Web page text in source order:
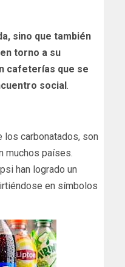
sino que también
torno a su
cafeterías que se
social .
carbonatados, son
muchos países.
han logrado un
en símbolos